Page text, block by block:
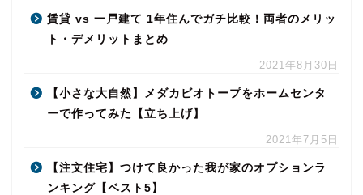
賃貸 vs 一戸建て 1年住んでガチ比較！両者のメリッ
ト・デメリットまとめ
2021年8月30日
【小さな大自然】メダカビオトープをホームセンタ
ーで作ってみた【立ち上げ】
2021年7月5日
【注文住宅】つけて良かった我が家のオプションラ
ンキング【ベスト5】